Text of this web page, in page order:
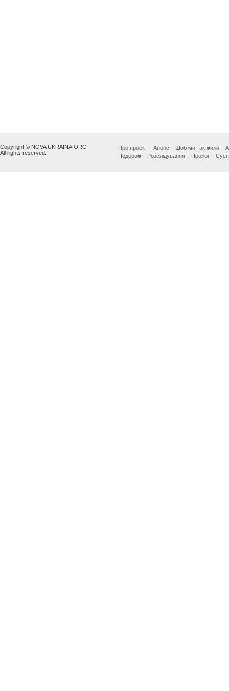
Copyright © NOVA UKRAINA.ORG
All rights reserved.
Про проект Анонс Щоб ми так жили
Подорож
Розслідування Пролог